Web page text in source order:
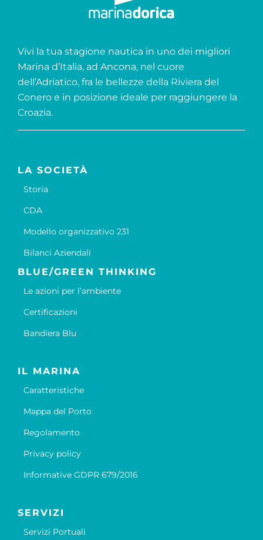
Vivi la tua stagione nautica in uno dei migliori
Marina d’Italia, ad Ancona, nel cuore
dell’Adriatico, fra le bellezze della Riviera del
Conero e in posizione ideale per raggiungere la
Croazia.
LA SOCIETÀ
Storia
CDA
Modello organizzativo 231
Bilanci Aziendali
BLUE/GREEN THINKING
Le azioni per l’ambiente
Certificazioni
Bandiera Blu
IL MARINA
Caratteristiche
Mappa del Porto
Regolamento
Privacy policy
Informative GDPR 679/2016
SERVIZI
Servizi Portuali